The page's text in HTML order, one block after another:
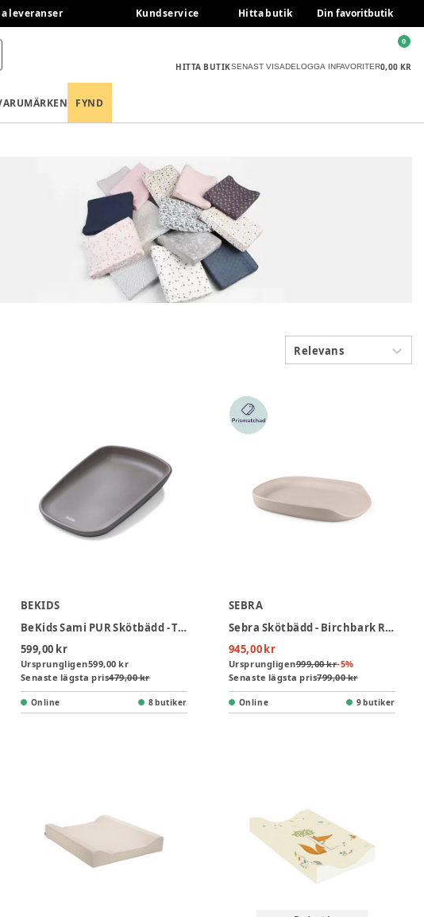
leveranser Kundservice Hitta butik Din favoritbutik
HITTA BUTIKSENAST VISADELOGGA INFAVORITER0,00 KR
0
FYND
Relevans
BEKIDS
BeKids Sami PUR Skötbädd - Taupe
599,00 kr
Ursprungligen599,00 kr
Senaste lägsta pris479,00 kr
Online 8 butiker
SEBRA
Sebra Skötbädd - Birchbark Rose
945,00 kr
Ursprungligen999,00 kr-5%
Senaste lägsta pris799,00 kr
Online 9 butiker